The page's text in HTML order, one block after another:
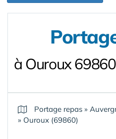
à Ouroux
Portage repas »
» Ouroux (69860)